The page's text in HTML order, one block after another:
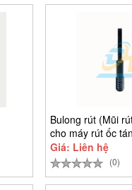
Bulong rút (Mũi
cho máy rút ốc
Giá: Liên hệ
(0)